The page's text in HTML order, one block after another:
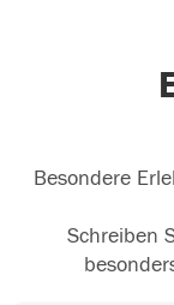
Besondere
Schreiben